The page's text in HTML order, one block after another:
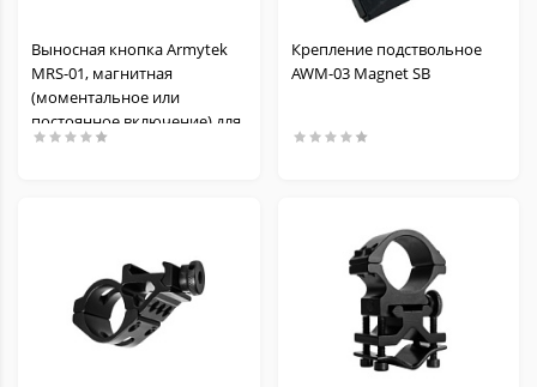
Выносная кнопка Armytek
MRS-01, магнитная
(моментальное или
постоянное включение) для
фонарей с магнитной
Крепление подствольное
AWM-03 Magnet SB